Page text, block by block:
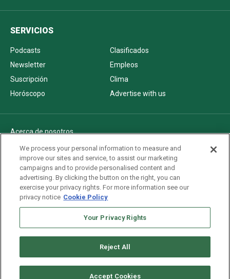
SERVICIOS
Podcasts
Clasificados
Newsletter
Empleos
Suscripción
Clima
Horóscopo
Advertise with us
Acerca de nosotros
Politica de privacidad
Pautas Editoriales
AdChoices
Advertise with us
Newsletters
We process your personal information to measure and
improve our sites and service, to assist our marketing
campaigns and to provide personalised content and
advertising. By clicking the button on the right, you can
exercise your privacy rights. For more information see our
privacy notice Cookie Policy
Your Privacy Rights
Reject All
Accept Cookies